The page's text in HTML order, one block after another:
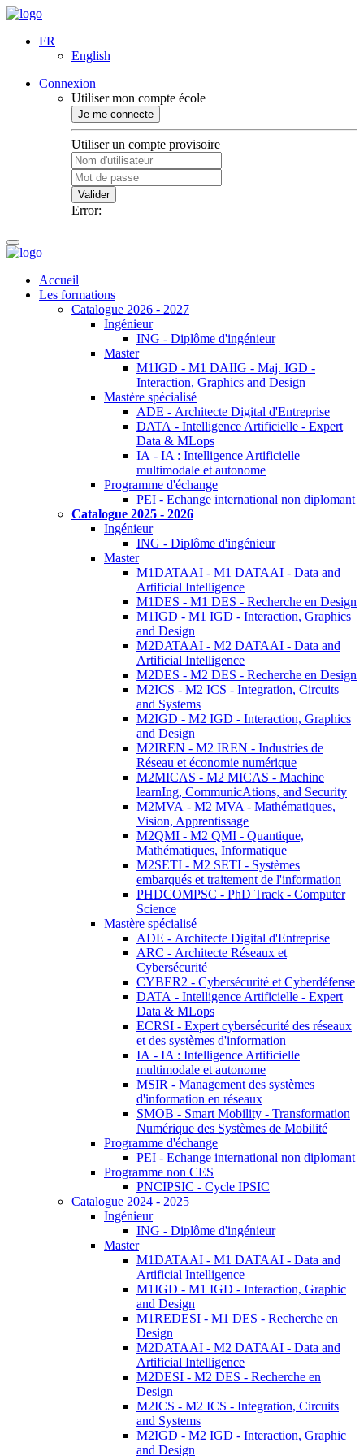
FR
English
Connexion
Utiliser mon compte école
Je me connecte
Utiliser un compte provisoire
Valider
Error:
Accueil
Les formations
Catalogue 2026 - 2027
Ingénieur
ING - Diplôme d'ingénieur
Master
M1IGD - M1 DAIIG - Maj. IGD -
Interaction, Graphics and Design
Mastère spécialisé
ADE - Architecte Digital d'Entreprise
DATA - Intelligence Artificielle - Expert
Data & MLops
IA - IA : Intelligence Artificielle
multimodale et autonome
Programme d'échange
PEI - Echange international non diplomant
Catalogue 2025 - 2026
Ingénieur
ING - Diplôme d'ingénieur
Master
M1DATAAI - M1 DATAAI - Data and
Artificial Intelligence
M1DES - M1 DES - Recherche en Design
M1IGD - M1 IGD - Interaction, Graphics
and Design
M2DATAAI - M2 DATAAI - Data and
Artificial Intelligence
M2DES - M2 DES - Recherche en Design
M2ICS - M2 ICS - Integration, Circuits
and Systems
M2IGD - M2 IGD - Interaction, Graphics
and Design
M2IREN - M2 IREN - Industries de
Réseau et économie numérique
M2MICAS - M2 MICAS - Machine
learnIng, CommunicAtions, and Security
M2MVA - M2 MVA - Mathématiques,
Vision, Apprentissage
M2QMI - M2 QMI - Quantique,
Mathématiques, Informatique
M2SETI - M2 SETI - Systèmes
embarqués et traitement de l'information
PHDCOMPSC - PhD Track - Computer
Science
Mastère spécialisé
ADE - Architecte Digital d'Entreprise
ARC - Architecte Réseaux et
Cybersécurité
CYBER2 - Cybersécurité et Cyberdéfense
DATA - Intelligence Artificielle - Expert
Data & MLops
ECRSI - Expert cybersécurité des réseaux
et des systèmes d'information
IA - IA : Intelligence Artificielle
multimodale et autonome
MSIR - Management des systèmes
d'information en réseaux
SMOB - Smart Mobility - Transformation
Numérique des Systèmes de Mobilité
Programme d'échange
PEI - Echange international non diplomant
Programme non CES
PNCIPSIC - Cycle IPSIC
Catalogue 2024 - 2025
Ingénieur
ING - Diplôme d'ingénieur
Master
M1DATAAI - M1 DATAAI - Data and
Artificial Intelligence
M1IGD - M1 IGD - Interaction, Graphic
and Design
M1REDESI - M1 DES - Recherche en
Design
M2DATAAI - M2 DATAAI - Data and
Artificial Intelligence
M2DESI - M2 DES - Recherche en
Design
M2ICS - M2 ICS - Integration, Circuits
and Systems
M2IGD - M2 IGD - Interaction, Graphic
and Design